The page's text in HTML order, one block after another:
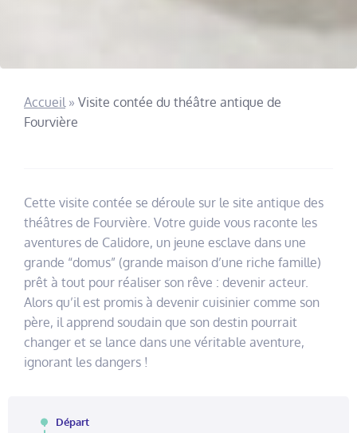
Accueil » Visite contée du théâtre antique de
Fourvière
Cette visite contée se déroule sur le site antique des
théâtres de Fourvière. Votre guide vous raconte les
aventures de Calidore, un jeune esclave dans une
grande “domus” (grande maison d’une riche famille)
prêt à tout pour réaliser son rêve : devenir acteur.
Alors qu’il est promis à devenir cuisinier comme son
père, il apprend soudain que son destin pourrait
changer et se lance dans une véritable aventure,
ignorant les dangers !
Départ